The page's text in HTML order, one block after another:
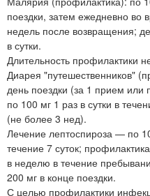
поездки, затем ежедневно во
недель после возвращения;
в сутки.
Длительность профилактики
Диарея "путешественников"
день поездки (за 1 прием или
по 100 мг 1 раз в сутки в
(не более 3 нед).
Лечение лептоспироза — по
течение 7 суток;
в неделю в течение
200 мг в конце поездки.
С целью профилактики